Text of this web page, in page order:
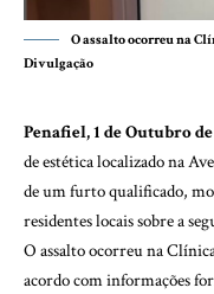
O assalto ocorreu na
Divulgação
Penafiel, 1 de Outubro
de estética localizado na
de um furto qualificado,
residentes locais sobre a
O assalto ocorreu na
acordo com informações